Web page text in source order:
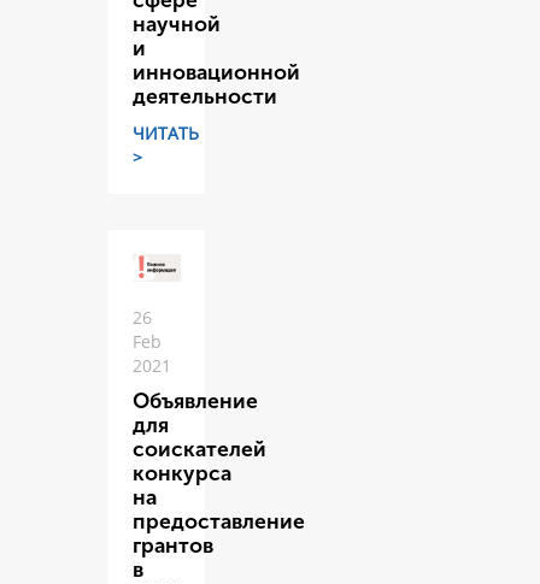
научной
и
инновационной
деятельности
ЧИТАТЬ
>
26
Feb
2021
Объявление
для
соискателей
конкурса
на
предоставление
грантов
в